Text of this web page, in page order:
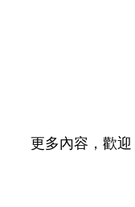
更多內容，歡迎